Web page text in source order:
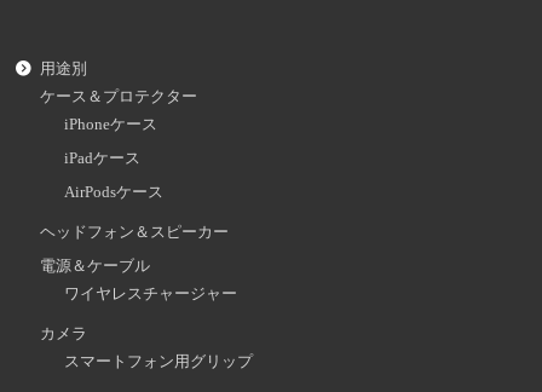
用途別
ケース＆プロテクター
iPhoneケース
iPadケース
AirPodsケース
ヘッドフォン＆スピーカー
電源＆ケーブル
ワイヤレスチャージャー
カメラ
スマートフォン用グリップ